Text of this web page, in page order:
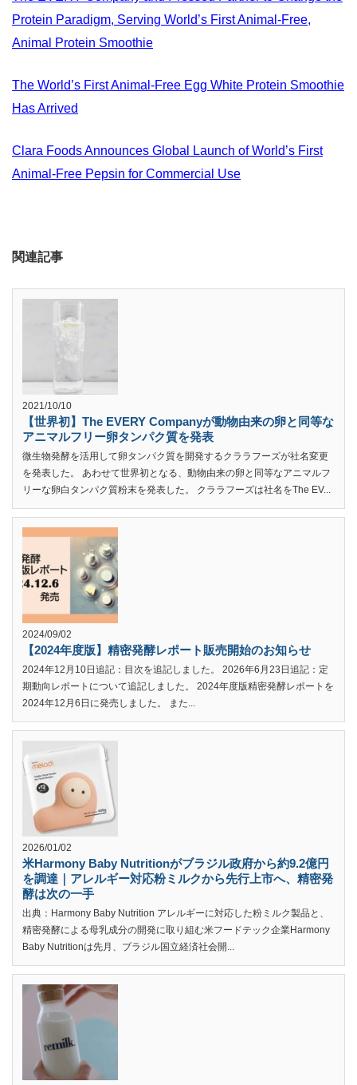
Protein Paradigm, Serving World’s First Animal-Free,
Animal Protein Smoothie
The World’s First Animal-Free Egg White Protein Smoothie
Has Arrived
Clara Foods Announces Global Launch of World’s First
Animal-Free Pepsin for Commercial Use
関連記事
2021/10/10
【世界初】The EVERY Companyが動物由来の卵と同等な
アニマルフリー卵タンパク質を発表
微生物発酵を活用して卵タンパク質を開発するクララフーズが社名変更
を発表した。 あわせて世界初となる、動物由来の卵と同等なアニマルフ
リーな卵白タンパク質粉末を発表した。 クララフーズは社名をThe EV...
2024/09/02
【2024年度版】精密発酵レポート販売開始のお知らせ
2024年12月10日追記：目次を追記しました。 2026年6月23日追記：定
期動向レポートについて追記しました。 2024年度版精密発酵レポートを
2024年12月6日に発売しました。 また...
2026/01/02
米Harmony Baby Nutritionがブラジル政府から約9.2億円
を調達｜アレルギー対応粉ミルクから先行上市へ、精密発
酵は次の一手
出典：Harmony Baby Nutrition アレルギーに対応した粉ミルク製品と、
精密発酵による母乳成分の開発に取り組む米フードテック企業Harmony
Baby Nutritionは先月、ブラジル国立経済社会開...